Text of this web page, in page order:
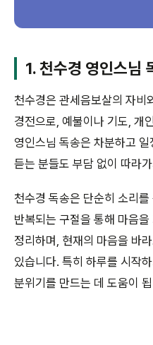
1. 천수경 영인스님
천수경은 관세음보살의 자비
경전으로, 예불이나 기도, 개
영인스님 독송은 차분하고
듣는 분들도 부담 없이 따라
천수경 독송은 단순히 소리
반복되는 구절을 통해 마음
정리하며, 현재의 마음을 바
있습니다. 특히 하루를 시작
분위기를 만드는 데 도움이